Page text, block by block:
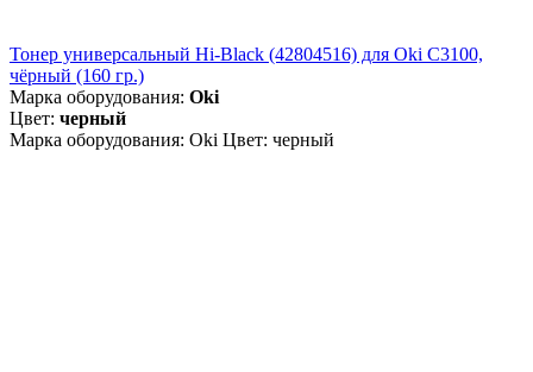
Тонер универсальный Hi-Black (42804516) для Oki С3100,
чёрный (160 гр.)
Марка оборудования: Oki
Цвет: черный
Марка оборудования: Oki Цвет: черный